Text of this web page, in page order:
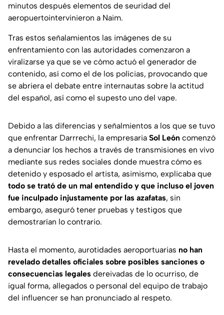
minutos después elementos de seuridad del
aeropuertointervinieron a Naim.
Tras estos señalamientos las imágenes de su
enfrentamiento con las autoridades comenzaron a
viralizarse ya que se ve cómo actuó el generador de
contenido, así como el de los polícias, provocando que
se abriera el debate entre internautas sobre la actitud
del español, así como el supesto uno del vape.
Debido a las diferencias y señalmientos a los que se tuvo
que enfrentar Darrrechi, la empresaria Sol León comenzó
a denunciar los hechos a través de transmisiones en vivo
mediante sus redes sociales donde muestra cómo es
detenido y esposado el artista, asimismo, explicaba que
todo se trató de un mal entendido y que incluso el joven
fue inculpado injustamente por las azafatas, sin
embargo, aseguró tener pruebas y testigos que
demostrarían lo contrario.
Hasta el momento, aurotidades aeroportuarias no han
revelado detalles oficiales sobre posibles sanciones o
consecuencias legales dereivadas de lo ocurriso, de
igual forma, allegados o personal del equipo de trabajo
del influencer se han pronunciado al respeto.